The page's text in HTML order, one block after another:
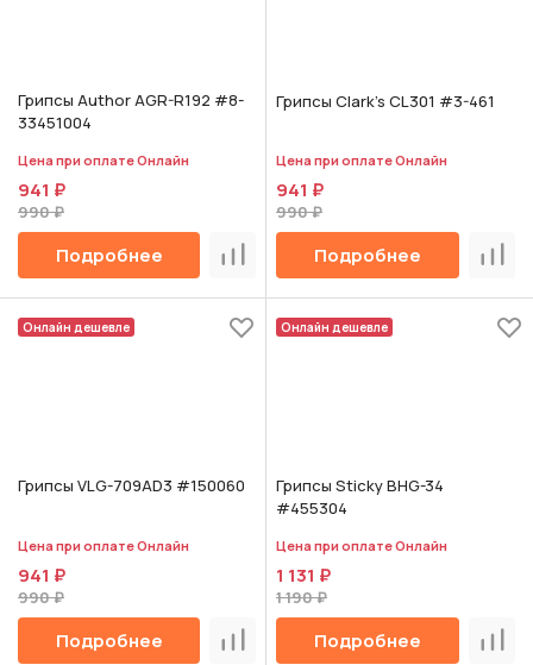
Грипсы Author AGR-R192 #8-
33451004
Цена при оплате Онлайн
941 ₽
990 ₽
Подробнее Сравнить
Грипсы Clark's CL301 #3-461
Цена при оплате Онлайн
941 ₽
990 ₽
Подробнее
Онлайн дешевле
Грипсы VLG-709AD3 #150060
Цена при оплате Онлайн
941 ₽
990 ₽
Подробнее Сравнить
Онлайн дешевле
Грипсы Sticky BHG-34
#455304
Цена при оплате Онлайн
1 131 ₽
1 190 ₽
Подробнее